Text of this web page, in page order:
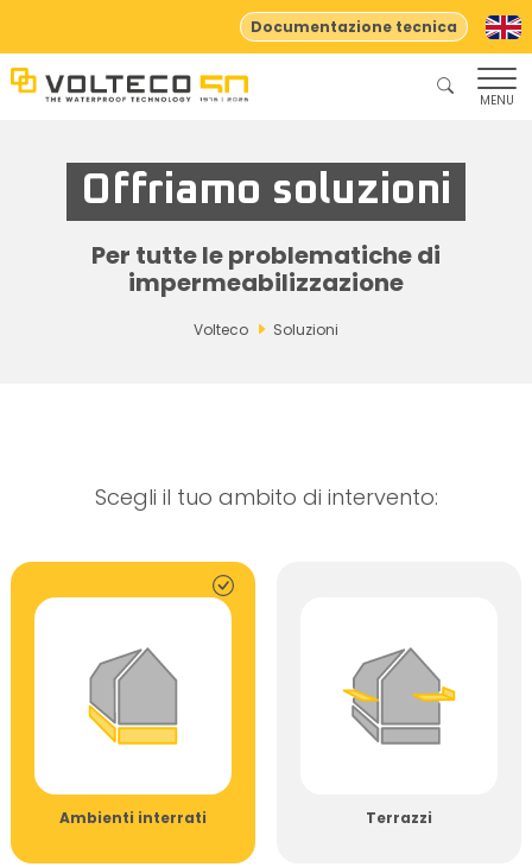
Documentazione tecnica
MENU
Offriamo soluzioni
Per tutte le problematiche di
impermeabilizzazione
Volteco Soluzioni
Scegli il tuo ambito di intervento:
Ambienti interrati Terrazzi